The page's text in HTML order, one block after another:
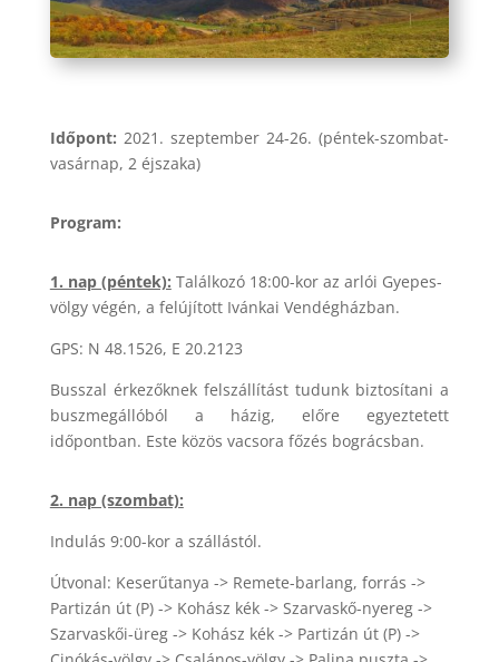
Időpont: 2021. szeptember 24-26. (péntek-szombat-
vasárnap, 2 éjszaka)
Program:
1. nap (péntek): Találkozó 18:00-kor az arlói Gyepes-
völgy végén, a felújított Ivánkai Vendégházban.
GPS: N 48.1526, E 20.2123
Busszal érkezőknek felszállítást tudunk biztosítani a
buszmegállóból a házig, előre egyeztetett
időpontban. Este közös vacsora főzés bográcsban.
2. nap (szombat):
Indulás 9:00-kor a szállástól.
Útvonal: Keserűtanya -> Remete-barlang, forrás ->
Partizán út (P) -> Kohász kék -> Szarvaskő-nyereg ->
Szarvaskői-üreg -> Kohász kék -> Partizán út (P) ->